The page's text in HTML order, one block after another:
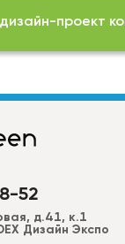
FENIX, AGT,
для
ручек, а
проект
52
д.41, к.1
Дизайн Экспо